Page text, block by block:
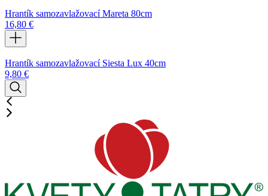
Hrantík samozavlažovací Mareta 80cm
16,80 €
Hrantík samozavlažovací Siesta Lux 40cm
9,80 €